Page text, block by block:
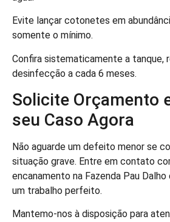
Evite lançar cotonetes em
somente o mínimo.
Confira sistematicamente a tanque,
desinfecção a cada 6 meses.
Solicite Orçamento
seu Caso Agora
Não aguarde um defeito menor se
situação grave. Entre em contato
encanamento na Fazenda Pau
um trabalho perfeito.
Mantemo-nos à disposição para